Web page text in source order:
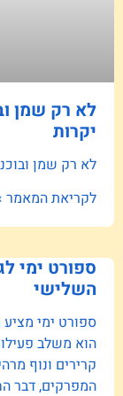
לא רק שמן
יקרות
לא רק שמן
לקריאת המאמר
ספורט ימי
השלישי
ספורט ימי מציע
הוא משלב
קרירים ונוף
המפרקים, דבר